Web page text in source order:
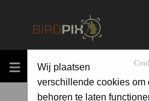
MENU
Wij plaatsen
verschillende cookies om
behoren te laten